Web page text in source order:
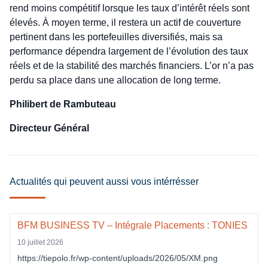
rend moins compétitif lorsque les taux d’intérêt réels sont
élevés. À moyen terme, il restera un actif de couverture
pertinent dans les portefeuilles diversifiés, mais sa
performance dépendra largement de l’évolution des taux
réels et de la stabilité des marchés financiers. L’or n’a pas
perdu sa place dans une allocation de long terme.
Philibert de Rambuteau
Directeur Général
Actualités qui peuvent aussi vous intérrésser
BFM BUSINESS TV – Intégrale Placements : TONIES
10 juillet 2026
https://tiepolo.fr/wp-content/uploads/2026/05/XM.png